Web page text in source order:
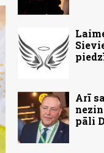
Arī
pāli